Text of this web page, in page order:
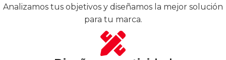
Analizamos tus objetivos y diseñamos la mejor solución
para tu marca.